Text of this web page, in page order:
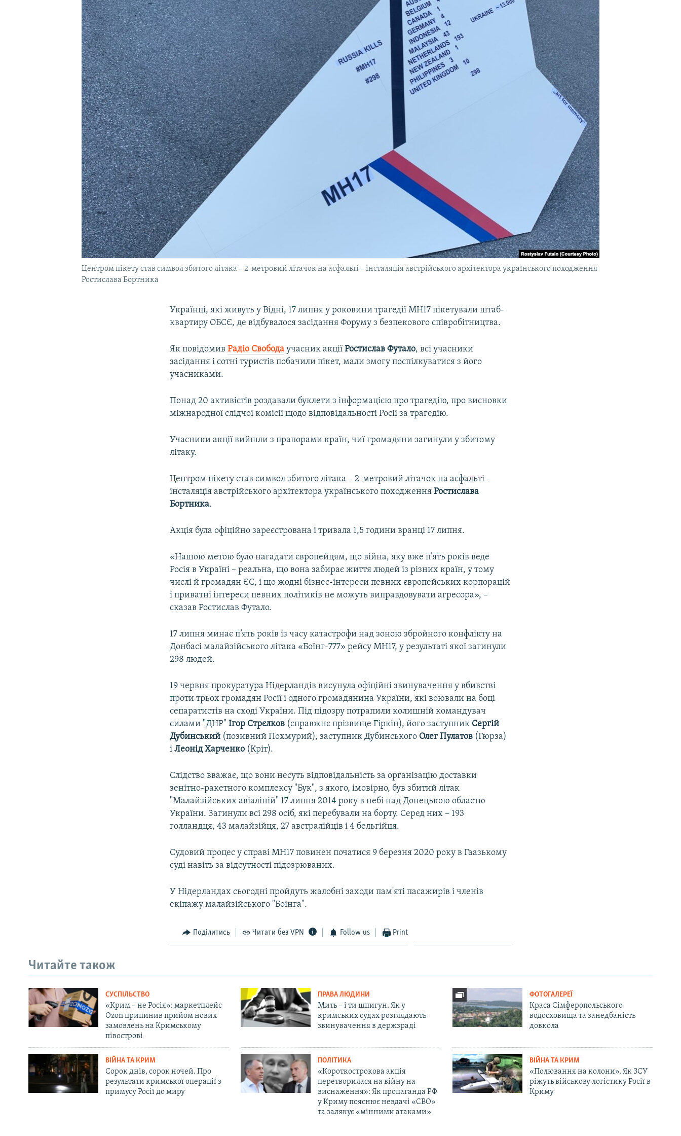
УКРАЇНСЬКА ПРОБЛЕМА КРИМУ
Центром пікету став символ збитого літака – 2-метровий літачок на асфальті – інсталяція австрійського архітектора українського походження
Ростислава Бортника
Українці, які живуть у Відні, 17 липня у роковини трагедії MH17 пікетували штаб-
квартиру ОБСЄ, де відбувалося засідання Форуму з безпекового співробітництва.
Як повідомивРадіо Свобода учасник акціїРостислав Футало, всі учасники
засідання і сотні туристів побачили пікет, мали змогу поспілкуватися з його
учасниками.
Понад 20 активістів роздавали буклети з інформацією про трагедію, про висновки
міжнародної слідчої комісії щодо відповідальності Росії за трагедію.
Учасники акції вийшли з прапорами країн, чиї громадяни загинули у збитому
літаку.
Центром пікету став символ збитого літака – 2-метровий літачок на асфальті –
інсталяція австрійського архітектора українського походженняРостислава
Бортника.
Акція була офіційно зареєстрована і тривала 1,5 години вранці 17 липня.
«Нашою метою було нагадати європейцям, що війна, яку вже п’ять років веде
Росія в Україні – реальна, що вона забирає життя людей із різних країн, у тому
числі й громадян ЄС, і що жодні бізнес-інтереси певних європейських корпорацій
і приватні інтереси певних політиків не можуть виправдовувати агресора», –
сказав Ростислав Футало.
17 липня минає п’ять років із часу катастрофи над зоною збройного конфлікту на
Донбасі малайзійського літака «Боїнг-777» рейсу MH17, у результаті якої загинули
298 людей.
19 червня прокуратура Нідерландів висунула офіційні звинувачення у вбивстві
проти трьох громадян Росії і одного громадянина України, які воювали на боці
сепаратистів на сході України. Під підозру потрапили колишній командувач
силами "ДНР"Ігор Стрєлков (справжнє прізвище Гіркін), його заступник Сергій
Дубинський (позивний Похмурий), заступник Дубинського Олег Пулатов (Гюрза)
іЛеонід Харченко (Кріт).
Слідство вважає, що вони несуть відповідальність за організацію доставки
зенітно-ракетного комплексу "Бук", з якого, імовірно, був збитий літак
"Малайзійських авіаліній" 17 липня 2014 року в небі над Донецькою областю
України. Загинули всі 298 осіб, які перебували на борту. Серед них – 193
голландця, 43 малайзійця, 27 австралійців і 4 бельгійця.
Судовий процес у справі MH17 повинен початися 9 березня 2020 року в Гаазькому
суді навіть за відсутності підозрюваних.
У Нідерландах сьогодні пройдуть жалобні заходи пам'яті пасажирів і членів
екіпажу малайзійського "Боїнга".
Поділитись Читати без VPN Follow us Print
Читайте також
СУСПІЛЬСТВО
«Крим – не Росія»: маркетплейс
Ozon припинив прийом нових
замовлень на Кримському
півострові
ПРАВА ЛЮДИНИ
Мить – і ти шпигун. Як у
кримських судах розглядають
звинувачення в держзраді
ФОТОГАЛЕРЕЇ
Краса Сімферопольського
водосховища та занедбаність
довкола
ВІЙНА ТА КРИМ
Сорок днів, сорок ночей. Про
результати кримської операції з
примусу Росії до миру
ПОЛІТИКА
«Короткострокова акція
перетворилася на війну на
виснаження»: Як пропаганда РФ
у Криму пояснює невдачі «СВО»
та залякує «мінними атаками»
ВІЙНА ТА КРИМ
«Полювання на колони». Як ЗСУ
ріжуть військову логістику Росії в
Криму